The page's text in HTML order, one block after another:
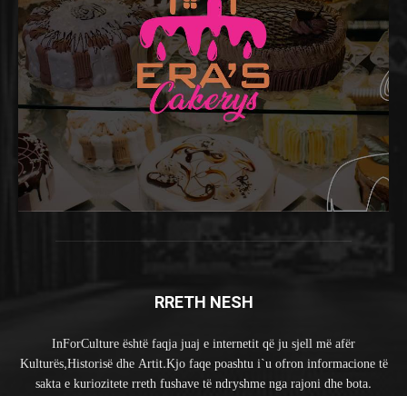
RRETH NESH
InForCulture është faqja juaj e internetit që ju sjell më afër
Kulturës,Historisë dhe Artit.Kjo faqe poashtu i`u ofron informacione të
sakta e kuriozitete rreth fushave të ndryshme nga rajoni dhe bota.